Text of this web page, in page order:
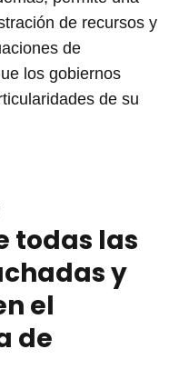
de recursos y
de
los gobiernos
de su
todas las
y
el
de